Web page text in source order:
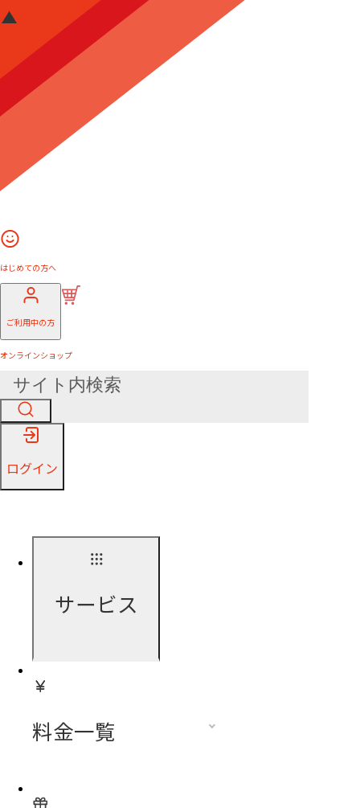
はじめての方へ
ご利用中の方
オンラインショップ
ログイン
サービス
料金一覧